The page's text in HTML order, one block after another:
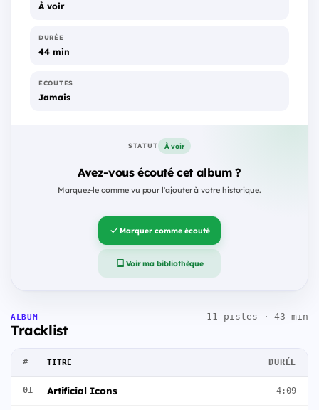
À voir
DURÉE
44 min
ÉCOUTES
Jamais
STATUT À voir
Avez-vous écouté cet album ?
Marquez-le comme vu pour l'ajouter à votre historique.
Marquer comme écouté
Voir ma bibliothèque
ALBUM
Tracklist
11 pistes · 43 min
# TITRE DURÉE
01 Artificial Icons 4:09